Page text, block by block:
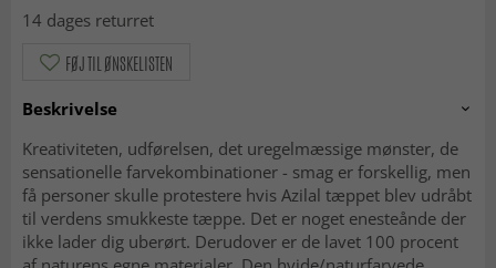
14 dages returret
FØJ TIL ØNSKELISTEN
Beskrivelse
Kreativiteten, udførelsen, det uregelmæssige mønster, de
sensationelle farvekombinationer - smag er forskellig, men
få personer skulle protestere hvis Azilal tæppet blev udråbt
til verdens smukkeste tæppe. Det er noget enesteånde der
ikke lader dig uberørt. Derudover er de lavet 100 procent